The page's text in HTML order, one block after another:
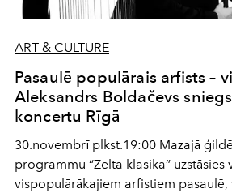
ART & CULTURE
Pasaulē populārais arfists –
Aleksandrs Boldačevs
koncertu Rīgā
30.novembrī plkst.19:00 Mazajā
programmu “Zelta klasika” uzstāsies
vispopulārākajiem arfistiem pasaulē,